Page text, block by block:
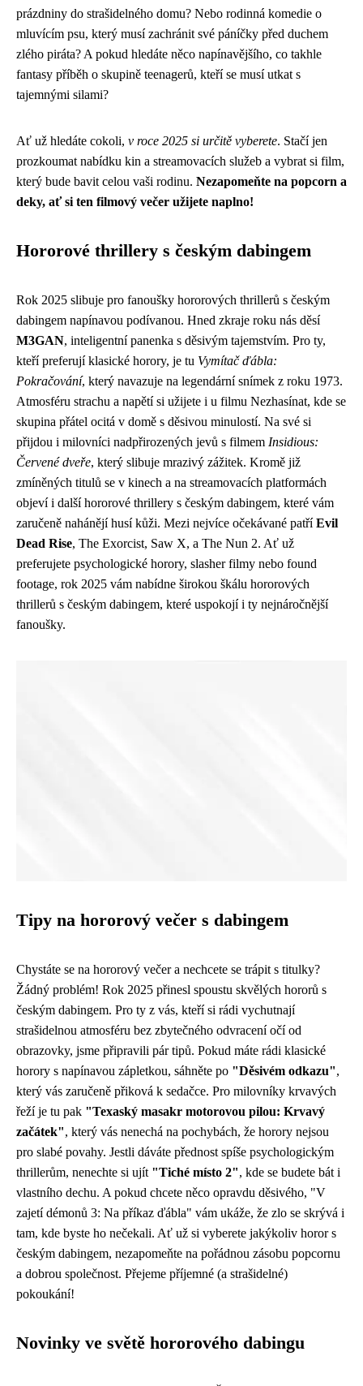
prázdniny do strašidelného domu? Nebo rodinná komedie o
mluvícím psu, který musí zachránit své páníčky před duchem
zlého piráta? A pokud hledáte něco napínavějšího, co takhle
fantasy příběh o skupině teenagerů, kteří se musí utkat s
tajemnými silami?
Ať už hledáte cokoli, v roce 2025 si určitě vyberete. Stačí jen
prozkoumat nabídku kin a streamovacích služeb a vybrat si film,
který bude bavit celou vaši rodinu. Nezapomeňte na popcorn a
deky, ať si ten filmový večer užijete naplno!
Hororové thrillery s českým dabingem
Rok 2025 slibuje pro fanoušky hororových thrillerů s českým
dabingem napínavou podívanou. Hned zkraje roku nás děsí
M3GAN, inteligentní panenka s děsivým tajemstvím. Pro ty,
kteří preferují klasické horory, je tu Vymítač ďábla:
Pokračování, který navazuje na legendární snímek z roku 1973.
Atmosféru strachu a napětí si užijete i u filmu Nezhasínat, kde se
skupina přátel ocitá v domě s děsivou minulostí. Na své si
přijdou i milovníci nadpřirozených jevů s filmem Insidious:
Červené dveře, který slibuje mrazivý zážitek. Kromě již
zmíněných titulů se v kinech a na streamovacích platformách
objeví i další hororové thrillery s českým dabingem, které vám
zaručeně nahánějí husí kůži. Mezi nejvíce očekávané patříEvil
Dead Rise, The Exorcist, Saw X, a The Nun 2. Ať už
preferujete psychologické horory, slasher filmy nebo found
footage, rok 2025 vám nabídne širokou škálu hororových
thrillerů s českým dabingem, které uspokojí i ty nejnáročnější
fanoušky.
Tipy na hororový večer s dabingem
Chystáte se na hororový večer a nechcete se trápit s titulky?
Žádný problém! Rok 2025 přinesl spoustu skvělých hororů s
českým dabingem. Pro ty z vás, kteří si rádi vychutnají
strašidelnou atmosféru bez zbytečného odvracení očí od
obrazovky, jsme připravili pár tipů. Pokud máte rádi klasické
horory s napínavou zápletkou, sáhněte po "Děsivém odkazu",
který vás zaručeně přiková k sedačce. Pro milovníky krvavých
řeží je tu pak "Texaský masakr motorovou pilou: Krvavý
začátek", který vás nenechá na pochybách, že horory nejsou
pro slabé povahy. Jestli dáváte přednost spíše psychologickým
thrillerům, nenechte si ujít "Tiché místo 2", kde se budete bát i
vlastního dechu. A pokud chcete něco opravdu děsivého, "V
zajetí démonů 3: Na příkaz ďábla" vám ukáže, že zlo se skrývá i
tam, kde byste ho nečekali. Ať už si vyberete jakýkoliv horor s
českým dabingem, nezapomeňte na pořádnou zásobu popcornu
a dobrou společnost. Přejeme příjemné (a strašidelné)
pokoukání!
Novinky ve světě hororového dabingu